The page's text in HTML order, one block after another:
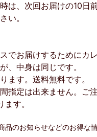
は、次回お届けの10日
い。
でお届けするためにカ
、中身は同じです。
ます。送料無料です。
指定は出来ません。ご
す。
品のお知らせなどのお得な